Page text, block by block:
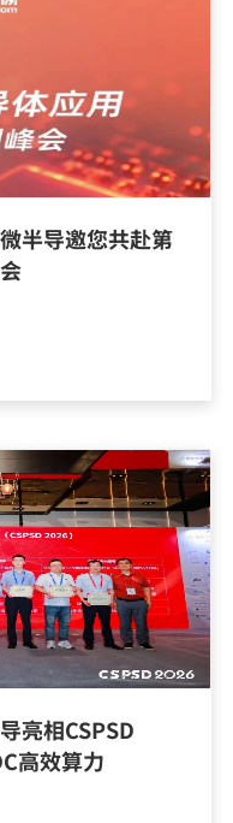
半导邀您共赴第
亮相CSPSD
高效算力